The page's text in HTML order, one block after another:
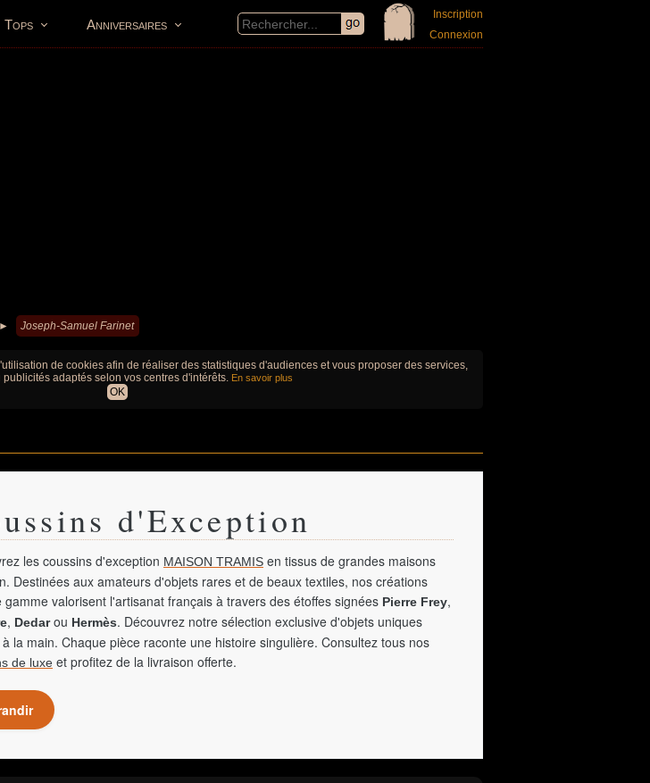
Tops Anniversaires
Inscription
Connexion
► Joseph-Samuel Farinet
de cookies afin de réaliser des statistiques d'audiences et vous proposer des services,
publicités adaptés selon vos centres d'intérêts. En savoir plus
OK
d'Exception
les coussins d'exception MAISON TRAMIS en tissus de grandes maisons
Destinées aux amateurs d'objets rares et de beaux textiles, nos créations
gamme valorisent l'artisanat français à travers des étoffes signées Pierre Frey,
, Dedarou Hermès. Découvrez notre sélection exclusive d'objets uniques
la main. Chaque pièce raconte une histoire singulière. Consultez tous nos
de luxe et profitez de la livraison offerte.